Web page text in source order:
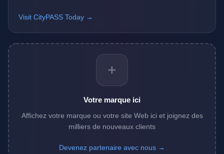
Visit CityPASS Today →
+
Votre marque ici
Affichez votre marque ou votre site Web ici et joignez des
milliers de nouveaux clients
Devenez partenaire avec nous →